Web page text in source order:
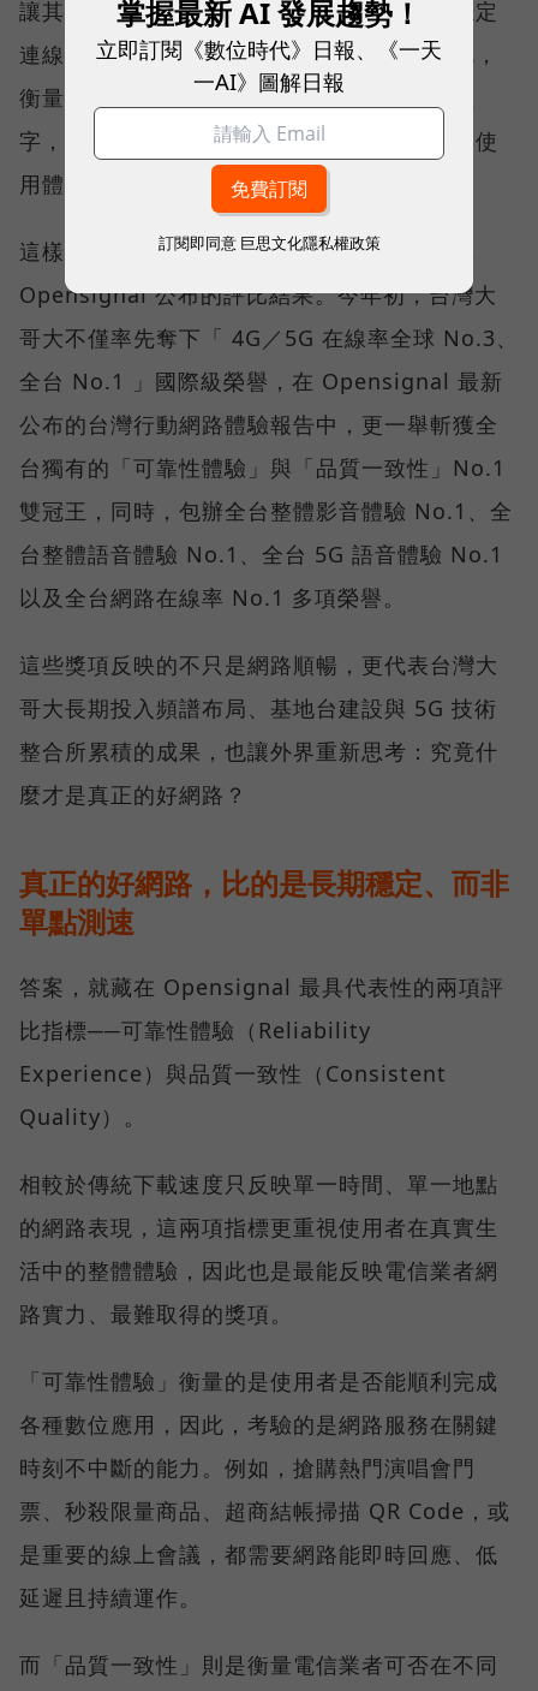
讓其在人潮聚集、高速移動或室內空間維持穩定
連線，即無法轉換成好的使用體驗，也因如此，
衡量「好網路」的標準，也逐漸從追求測速數
字，轉向任何時間、任何地點都能穩定連線的使
用體驗。
這樣的轉變，也反映在國際權威網路分析機構
Opensignal 公布的評比結果。今年初，台灣大
哥大不僅率先奪下「 4G／5G 在線率全球 No.3、
全台 No.1 」國際級榮譽，在 Opensignal 最新
公布的台灣行動網路體驗報告中，更一舉斬獲全
台獨有的「可靠性體驗」與「品質一致性」No.1
雙冠王，同時，包辦全台整體影音體驗 No.1、全
台整體語音體驗 No.1、全台 5G 語音體驗 No.1
以及全台網路在線率 No.1 多項榮譽。
這些獎項反映的不只是網路順暢，更代表台灣大
哥大長期投入頻譜布局、基地台建設與 5G 技術
整合所累積的成果，也讓外界重新思考：究竟什
麼才是真正的好網路？
真正的好網路，比的是長期穩定、而非
單點測速
答案，就藏在 Opensignal 最具代表性的兩項評
比指標──可靠性體驗（Reliability
Experience）與品質一致性（Consistent
Quality）。
相較於傳統下載速度只反映單一時間、單一地點
的網路表現，這兩項指標更重視使用者在真實生
活中的整體體驗，因此也是最能反映電信業者網
路實力、最難取得的獎項。
「可靠性體驗」衡量的是使用者是否能順利完成
各種數位應用，因此，考驗的是網路服務在關鍵
時刻不中斷的能力。例如，搶購熱門演唱會門
票、秒殺限量商品、超商結帳掃描 QR Code，或
是重要的線上會議，都需要網路能即時回應、低
延遲且持續運作。
而「品質一致性」則是衡量電信業者可否在不同
掌握最新 AI 發展趨勢！
立即訂閱《數位時代》日報、《一天
一AI》圖解日報
訂閱即同意 巨思文化隱私權政策